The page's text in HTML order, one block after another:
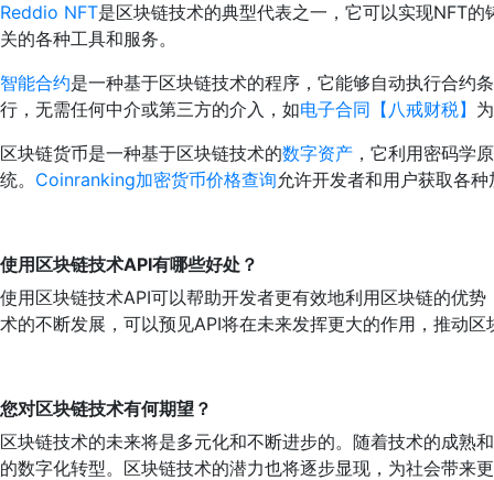
Reddio NFT是区块链技术的典型代表之一，它可以实现NFT
关的各种工具和服务。
智能合约是一种基于区块链技术的程序，它能够自动执行合约
行，无需任何中介或第三方的介入，如电子合同【八戒财税】
区块链货币是一种基于区块链技术的数字资产 ，它利用密码学
统。 Coinranking加密货币价格查询允许开发者和用户获取各
使用 区块链技术API有哪些好处？
使用区块链技术API可以帮助开发者更有效地利用区块链的优
术的不断发展，可以预见API将在未来发挥更大的作用，推动
您对区块链技术有何期望？
区块链技术的未来将是多元化和不断进步的。随着技术的成熟
的数字化转型。区块链技术的潜力也将逐步显现，为社会带来